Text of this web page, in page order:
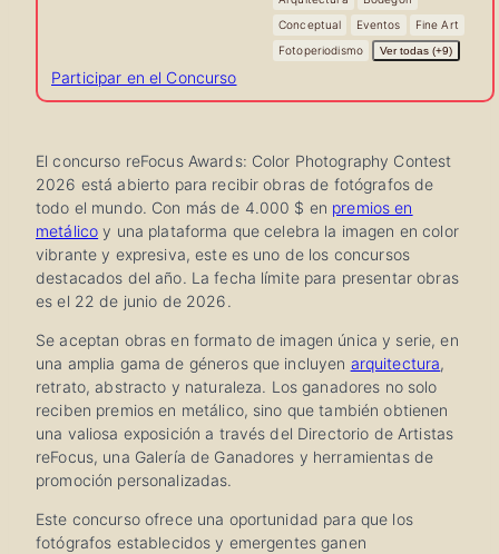
Conceptual
Eventos
Fine Art
Fotoperiodismo
Ver todas (+9)
Participar en el Concurso
El concurso reFocus Awards: Color Photography Contest
2026 está abierto para recibir obras de fotógrafos de
todo el mundo. Con más de 4.000 $ en premios en
metálico y una plataforma que celebra la imagen en color
vibrante y expresiva, este es uno de los concursos
destacados del año. La fecha límite para presentar obras
es el 22 de junio de 2026.
Se aceptan obras en formato de imagen única y serie, en
una amplia gama de géneros que incluyen arquitectura,
retrato, abstracto y naturaleza. Los ganadores no solo
reciben premios en metálico, sino que también obtienen
una valiosa exposición a través del Directorio de Artistas
reFocus, una Galería de Ganadores y herramientas de
promoción personalizadas.
Este concurso ofrece una oportunidad para que los
fotógrafos establecidos y emergentes ganen